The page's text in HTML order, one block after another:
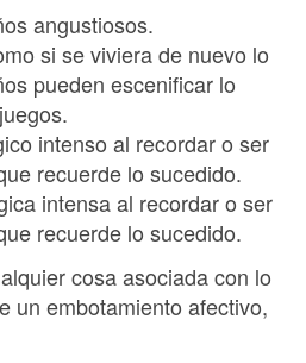
angustiosos.
si se viviera de nuevo lo
pueden escenificar lo
intenso al recordar o ser
recuerde lo sucedido.
intensa al recordar o ser
recuerde lo sucedido.
cosa asociada con lo
un embotamiento afectivo,